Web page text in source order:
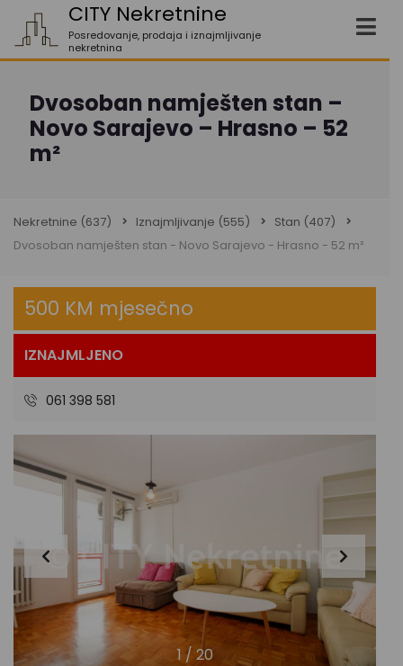
CITY Nekretnine
Posredovanje, prodaja i iznajmljivanje
nekretnina
Dvosoban namješten stan –
Novo Sarajevo – Hrasno – 52
m²
Nekretnine (637) Iznajmljivanje (555) Stan (407)
Dvosoban namješten stan - Novo Sarajevo - Hrasno - 52 m²
500 KM mjesečno
IZNAJMLJENO
061 398 581
1 / 20